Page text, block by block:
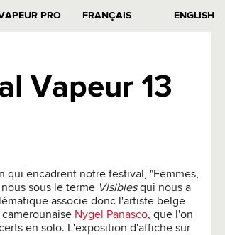
PRO FRANÇAIS ENGLISH
Vapeur 13
qui encadrent notre festival, "Femmes,
sous le terme Visiblesqui nous a
associe donc l'artiste belge
Nygel Panasco, que l'on
en solo. L'exposition d'affiche sur